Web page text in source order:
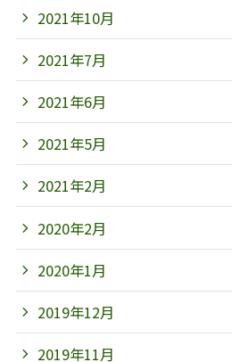
2021年10月
2021年7月
2021年6月
2021年5月
2021年2月
2020年2月
2020年1月
2019年12月
2019年11月